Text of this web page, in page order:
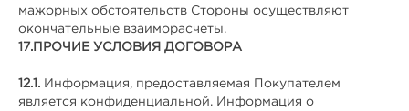
мажорных обстоятельств Стороны осуществляют
окончательные взаиморасчеты.
17.ПРОЧИЕ УСЛОВИЯ ДОГОВОРА
12.1. Информация, предоставляемая Покупателем
является конфиденциальной. Информация о